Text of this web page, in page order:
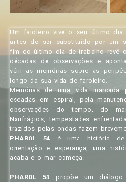
Um faroleiro vive o seu último dia
antes de ser substituído por um
fim do último dia de trabalho revê
décadas de observações e
vêm as memórias sobre as
longo da sua vida de faroleiro.
Memórias de uma vida
escadas em espiral, pela
observações do tempo, do
Naufrágios, tempestades
trazidos pelas ondas fazem
PHAROL 54 é uma história de
orientação e esperança, uma
acaba e o mar começa.
PHAROL 54 propõe um